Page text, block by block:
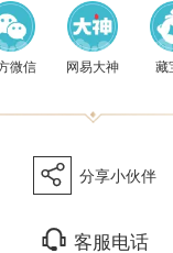
微信 网易大神 藏
򰀂 分享小伙伴
򰀃 客服电话